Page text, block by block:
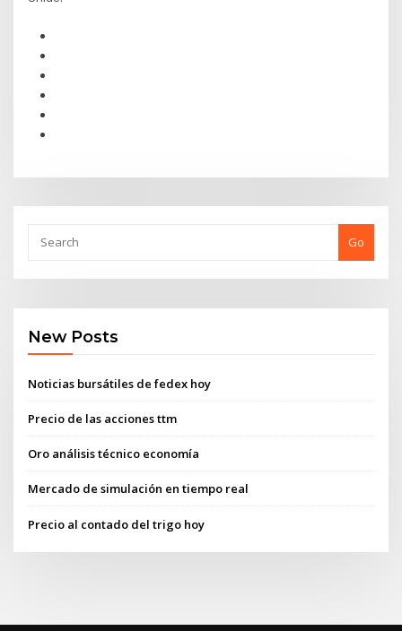
Go
New Posts
Noticias bursátiles de fedex hoy
Precio de las acciones ttm
Oro análisis técnico economía
Mercado de simulación en tiempo real
Precio al contado del trigo hoy